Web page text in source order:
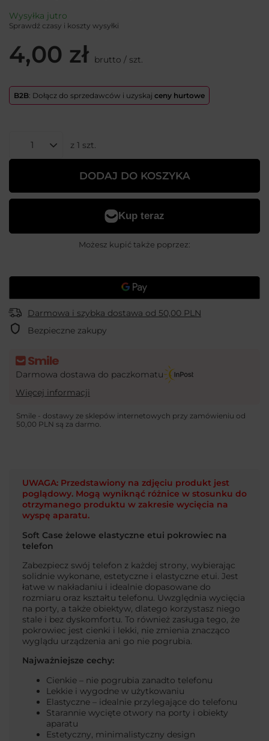
Wysyłka jutro
Sprawdź czasy i koszty wysyłki
4,00 zł brutto / szt.
B2B: Dołącz do sprzedawców i uzyskaj ceny hurtowe
z 1 szt.
DODAJ DO KOSZYKA
Możesz kupić także poprzez:
Darmowa i szybka dostawa od 50,00 PLN
Bezpieczne zakupy
Darmowa dostawa do paczkomatu
Więcej informacji
Smile - dostawy ze sklepów internetowych przy zamówieniu od
50,00 PLN są za darmo.
UWAGA: Przedstawiony na zdjęciu produkt jest
poglądowy. Mogą wyniknąć różnice w stosunku do
otrzymanego produktu w zakresie wycięcia na
wyspę aparatu.
Soft Case żelowe elastyczne etui pokrowiec na
telefon
Zabezpiecz swój telefon z każdej strony, wybierając
solidnie wykonane, estetyczne i elastyczne etui. Jest
łatwe w nakładaniu i idealnie dopasowane do
rozmiaru oraz kształtu telefonu. Uwzględnia wycięcia
na porty, a także obiektyw, dlatego korzystasz niego
stale i bez dyskomfortu. To również zasługa tego, że
pokrowiec jest cienki i lekki, nie zmienia znacząco
wyglądu urządzenia ani go nie pogrubia.
Najważniejsze cechy:
Cienkie – nie pogrubia zanadto telefonu
Lekkie i wygodne w użytkowaniu
Elastyczne – idealnie przylegające do telefonu
Starannie wycięte otwory na porty i obiekty
aparatu
Estetyczny, minimalistyczny design